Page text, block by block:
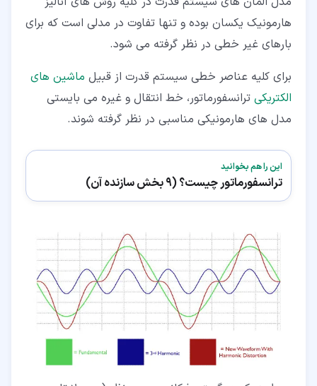
هارمونیک یکسان بوده و تنها تفاوت در مدلی است که برای
بارهای غیر خطی در نظر گرفته می شود.
برای کلیه عناصر خطی سیستم قدرت از قبیل ماشین های
الکتریکی ترانسفورماتور، خط انتقال و غیره می بایستی
مدل های هارمونیکی مناسبی در نظر گرفته شوند.
این را هم بخوانید
ترانسفورماتور چیست؟ (9 بخش سازنده آن)